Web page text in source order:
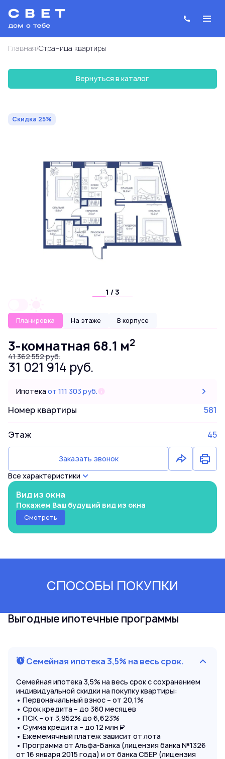
Главная/Cтраница квартиры
Вернуться в каталог
68.1 м2
41 362 552 руб.
Ипотекаот 111 303 руб.
Скидка 25%
1 / 3
Планировка На этаже В корпусе
3-комнатная 68.1 м2
41 362 552 руб.
31 021 914 руб.
Ипотекаот 111 303 руб.
Номер квартиры 581
Этаж 45
Заказать звонок
Все характеристики
Вид из окна
Покажем Ваш будущий вид из окна
Смотреть
СПОСОБЫ ПОКУПКИ
Выгодные ипотечные программы
Семейная ипотека 3,5% на весь срок.
Семейная ипотека 3,5% на весь срок с сохранением
индивидуальной скидки на покупку квартиры:
• Первоначальный взнос – от 20,1%
• Срок кредита – до 360 месяцев
• ПСК – от 3,952% до 6,623%
• Сумма кредита – до 12 млн ₽
• Ежемемячный платеж зависит от лота
• Программа от Альфа-Банка (лицензия банка №1326
от 16 января 2015 года) и от банка СБЕР (лицензия